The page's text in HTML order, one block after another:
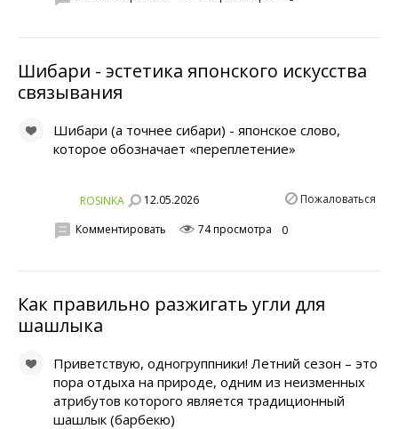
Шибари - эстетика японского искусства
связывания
Шибари (а точнее сибари) - японское слово,
которое обозначает «переплетение»
ROSINKA 12.05.2026 Пожаловаться
Комментировать 74 просмотра 0
Как правильно разжигать угли для
шашлыка
Приветствую, одногруппники! Летний сезон – это
пора отдыха на природе, одним из неизменных
атрибутов которого является традиционный
шашлык (барбекю)